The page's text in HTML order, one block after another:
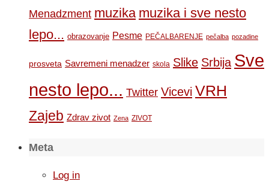
Menadzment muzika muzika i sve nesto
lepo... obrazovanje Pesme PEČALBARENJE pečalba pozadine
prosveta Savremeni menadzer skola Slike Srbija Sve
nesto lepo... Twitter Vicevi VRH
Zajeb Zdrav zivot Zena ZIVOT
Meta
Log in